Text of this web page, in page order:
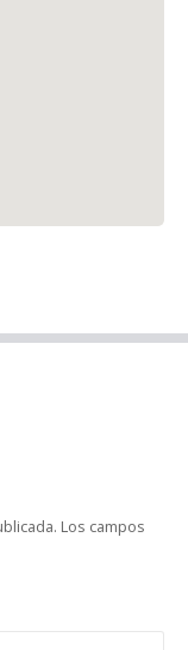
Los campos